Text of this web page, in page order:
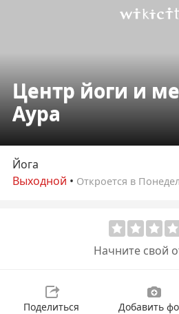
Центр йоги и
Аура
Йога
Выходной • Откроется в
Начните свой
Поделиться Добавить